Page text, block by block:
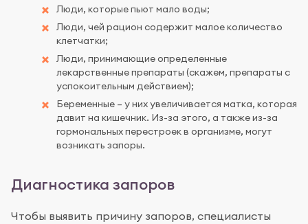
Люди, которые пьют мало воды;
Люди, чей рацион содержит малое количество
клетчатки;
Люди, принимающие определенные
лекарственные препараты (скажем, препараты с
успокоительным действием);
Беременные – у них увеличивается матка, которая
давит на кишечник. Из-за этого, а также из-за
гормональных перестроек в организме, могут
возникать запоры.
Диагностика запоров
Чтобы выявить причину запоров, специалисты